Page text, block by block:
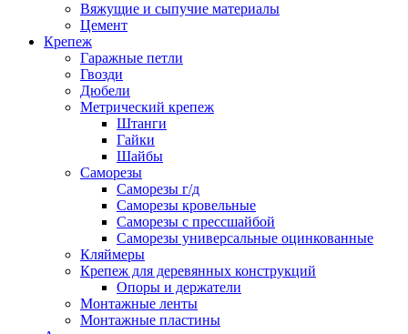
Вяжущие и сыпучие материалы
Цемент
Крепеж
Гаражные петли
Гвозди
Дюбели
Метрический крепеж
Штанги
Гайки
Шайбы
Саморезы
Саморезы г/д
Саморезы кровельные
Саморезы с прессшайбой
Саморезы универсальные оцинкованные
Кляймеры
Крепеж для деревянных конструкций
Опоры и держатели
Монтажные ленты
Монтажные пластины